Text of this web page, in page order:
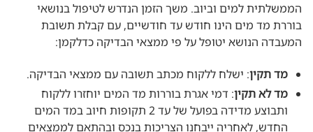
הממשלתית למים וביוב. משך הזמן הנדרש לטיפול בנושאי
בוררת מד מים הינו חודש עד חודשיים, עם קבלת תשובת
המעבדה הנושא יטופל על פי ממצאי הבדיקה כדלקמן:
מד תקין: ישלח ללקוח מכתב תשובה עם ממצאי הבדיקה.
מד לא תקין: דמי אגרת בוררות מד המים יוחזרו ללקוח
ותבוצע מדידה בפועל של עד 2 תקופות חיוב במד המים
החדש, לאחריה ייבחנו הצריכות בנכס ובהתאם לממצאים